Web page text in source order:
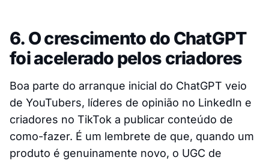
6. O crescimento do ChatGPT
foi acelerado pelos criadores
Boa parte do arranque inicial do ChatGPT veio
de YouTubers, líderes de opinião no LinkedIn e
criadores no TikTok a publicar conteúdo de
como-fazer. É um lembrete de que, quando um
produto é genuinamente novo, o UGC de